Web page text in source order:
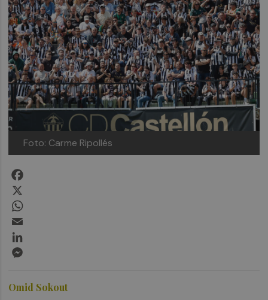
Foto: Carme Ripollés
Omid Sokout